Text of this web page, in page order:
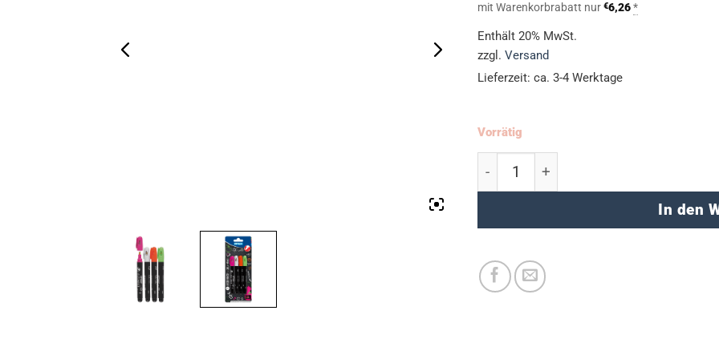
mit Warenkorbrabatt nur€6,26*
Enthält 20% MwSt.
zzgl.Versand
Lieferzeit: ca. 3-4 Werktage
Vorrätig
Kreidemarker (Set) - bunt Menge
In den